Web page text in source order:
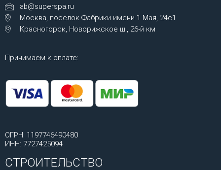
ab@superspa.ru
Москва, посёлок Фабрики имени 1 Мая, 24с1
Красногорск, Новорижское ш., 26-й км
Принимаем к оплате:
ОГРН: 1197746490480
ИНН: 7727425094
СТРОИТЕЛЬСТВО